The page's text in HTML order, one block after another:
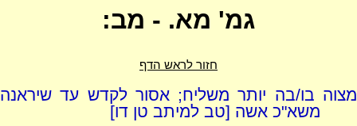
גמ' מא. - מב:
חזור לראש הדף
מצוה בו/בה יותר משליח; אסור לקדש עד שיראנה
משא"כ אשה [טב למיתב טן דו]